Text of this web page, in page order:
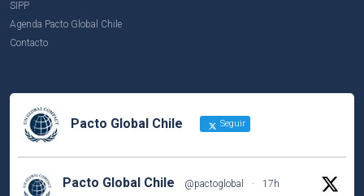
SIPP
Agenda Pacto Global Chile
Contacto
Pacto Global Chile Seguir
Pacto Global Chile @pactoglobal ·
17h